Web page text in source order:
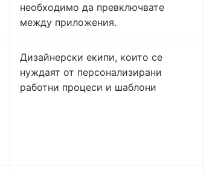
необходимо да превключвате
между приложения.
Дизайнерски екипи, които се
нуждаят от персонализирани
работни процеси и шаблони